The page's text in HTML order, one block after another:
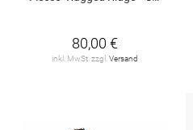
80,00 €
inkl. MwSt. zzgl. Versand